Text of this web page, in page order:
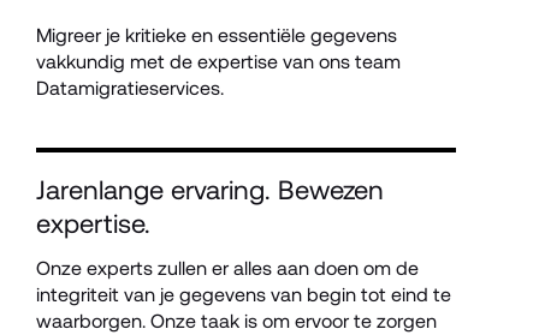
Migreer je kritieke en essentiële gegevens
vakkundig met de expertise van ons team
Datamigratieservices.
Jarenlange ervaring. Bewezen
expertise.
Onze experts zullen er alles aan doen om de
integriteit van je gegevens van begin tot eind te
waarborgen. Onze taak is om ervoor te zorgen